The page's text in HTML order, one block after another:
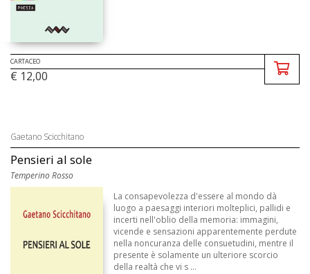
CARTACEO
€ 12,00
Gaetano Scicchitano
Pensieri al sole
Temperino Rosso
La consapevolezza d'essere al mondo dà
luogo a paesaggi interiori molteplici, pallidi e
incerti nell'oblio della memoria: immagini,
vicende e sensazioni apparentemente perdute
nella noncuranza delle consuetudini, mentre il
presente è solamente un ulteriore scorcio
della realtà che vi s ...